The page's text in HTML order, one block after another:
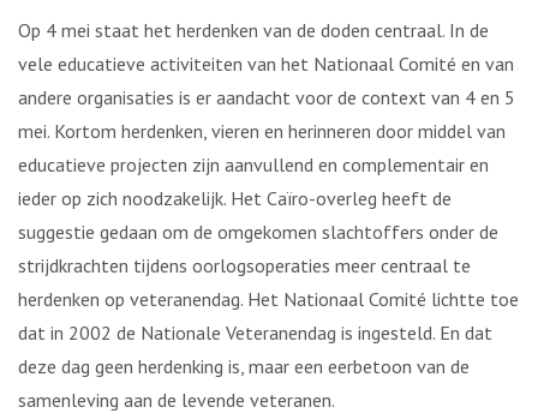
Op 4 mei staat het herdenken van de doden centraal. In de
vele educatieve activiteiten van het Nationaal Comité en van
andere organisaties is er aandacht voor de context van 4 en 5
mei. Kortom herdenken, vieren en herinneren door middel van
educatieve projecten zijn aanvullend en complementair en
ieder op zich noodzakelijk. Het Caïro-overleg heeft de
suggestie gedaan om de omgekomen slachtoffers onder de
strijdkrachten tijdens oorlogsoperaties meer centraal te
herdenken op veteranendag. Het Nationaal Comité lichtte toe
dat in 2002 de Nationale Veteranendag is ingesteld. En dat
deze dag geen herdenking is, maar een eerbetoon van de
samenleving aan de levende veteranen.